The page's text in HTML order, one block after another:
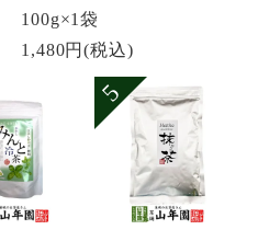
100g×1袋
1,480円(税込)